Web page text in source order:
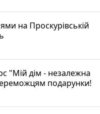
на Проскурівській
"Мій дім - незалежна
подарунки!